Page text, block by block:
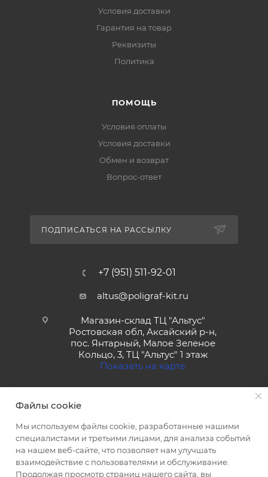
Условия доставки
Гарантия на товар
Реквизиты
Политика
ПОМОЩЬ
Условия оплаты
Условия доставки
Обмен и возврат
Вопрос-ответ
ПОДПИСАТЬСЯ НА РАССЫЛКУ
+7 (951) 511-92-01
altus@poligraf-kit.ru
Магазин-склад ТЦ "Альтус"
Ростовская обл, Аксайский р-н,
пос. Янтарный, Малое Зеленое
Кольцо, 3, ТЦ "Альтус" 1 этаж
Показать на карте
2026 © Полиграф кит - интернет-магазин
Файлы cookie
Мы используем файлы cookie, разработанные нашими
специалистами и третьими лицами, для анализа событий
на нашем веб-сайте, что позволяет нам улучшать
взаимодействие с пользователями и обслуживание.
Продолжая просмотр страниц нашего сайта, вы